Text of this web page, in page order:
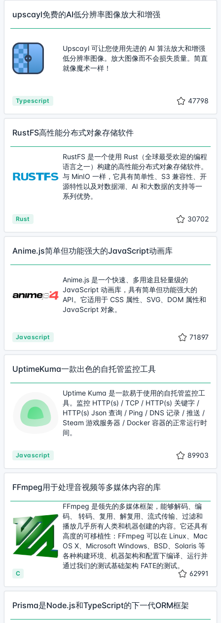
upscayl免费的AI低分辨率图像放大和增强
Upscayl 可让您使用先进的 AI 算法放大和增强
低分辨率图像。放大图像而不会损失质量。简直
就像魔术一样！
Typescript 47798
RustFS高性能分布式对象存储软件
RustFS 是一个使用 Rust（全球最受欢迎的编程
语言之一）构建的高性能分布式对象存储软件。
与 MinIO 一样，它具有简单性、S3 兼容性、开
源特性以及对数据湖、AI 和大数据的支持等一
系列优势。
Rust 30702
Anime.js简单但功能强大的JavaScript动画库
Anime.js 是一个快速、多用途且轻量级的
JavaScript 动画库，具有简单但功能强大的
API。它适用于 CSS 属性、SVG、DOM 属性和
JavaScript 对象。
Javascript 71897
UptimeKuma一款出色的自托管监控工具
Uptime Kuma 是一款易于使用的自托管监控工
具。监控 HTTP(s) / TCP / HTTP(s) 关键字 /
HTTP(s) Json 查询 / Ping / DNS 记录 / 推送 /
Steam 游戏服务器 / Docker 容器的正常运行时
间。
Javascript 89903
FFmpeg用于处理音视频等多媒体内容的库
FFmpeg 是领先的多媒体框架，能够解码、编
码、 转码、复用、解复用、流式传输、过滤和
播放几乎所有人类和机器创建的内容。它还具有
高度的可移植性：FFmpeg 可以在 Linux、Mac
OS X、Microsoft Windows、BSD、Solaris 等
各种构建环境、机器架构和配置下编译、运行并
通过我们的测试基础架构 FATE的测试。
C 62991
Prisma是Node.js和TypeScript的下一代ORM框架